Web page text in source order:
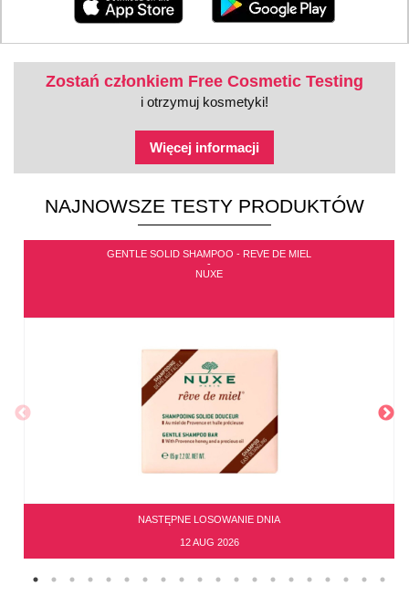
Zostań członkiem Free Cosmetic Testing
i otrzymuj kosmetyki!
Więcej informacji
NAJNOWSZE TESTY PRODUKTÓW
GENTLE SOLID SHAMPOO - REVE DE MIEL
-
NUXE
NASTĘPNE LOSOWANIE DNIA
12 AUG 2026